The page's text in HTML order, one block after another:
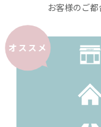
お客様のご
オススメ